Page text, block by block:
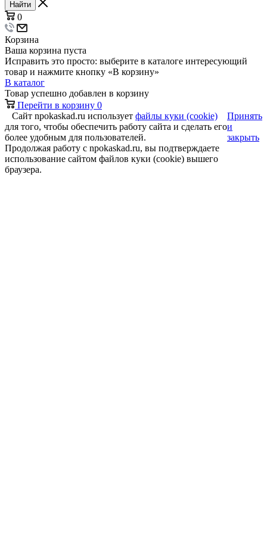
Найти
0
Корзина
Ваша корзина пуста
Исправить это просто: выберите в каталоге интересующий
товар и нажмите кнопку «В корзину»
В каталог
Товар успешно добавлен в корзину
Перейти в корзину 0
Сайт npokaskad.ru использует файлы куки (cookie)
для того, чтобы обеспечить работу сайта и сделать его
более удобным для пользователей.
Продолжая работу с npokaskad.ru, вы подтверждаете
использование сайтом файлов куки (cookie) вышего
браузера.
Принять
и
закрыть